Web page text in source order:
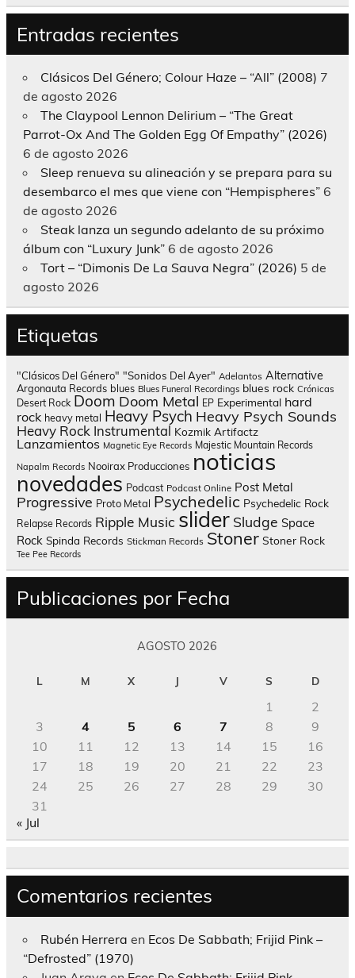
Entradas recientes
Clásicos Del Género; Colour Haze – “All” (2008) 7
de agosto 2026
The Claypool Lennon Delirium – “The Great
Parrot-Ox And The Golden Egg Of Empathy” (2026)
6 de agosto 2026
Sleep renueva su alineación y se prepara para su
desembarco el mes que viene con “Hempispheres” 6
de agosto 2026
Steak lanza un segundo adelanto de su próximo
álbum con “Luxury Junk” 6 de agosto 2026
Tort – “Dimonis De La Sauva Negra” (2026) 5 de
agosto 2026
Etiquetas
"Clásicos Del Género" "Sonidos Del Ayer" Adelantos Alternative
Argonauta Records blues Blues Funeral Recordings blues rock Crónicas
Desert Rock Doom Doom Metal EP Experimental hard
rock heavy metal Heavy Psych Heavy Psych Sounds
Heavy Rock Instrumental Kozmik Artifactz
Lanzamientos Magnetic Eye Records Majestic Mountain Records
Napalm Records Nooirax Producciones noticias
novedades Podcast Podcast Online Post Metal
Progressive Proto Metal Psychedelic Psychedelic Rock
Relapse Records Ripple Music slider Sludge Space
Rock Spinda Records Stickman Records Stoner Stoner Rock
Tee Pee Records
Publicaciones por Fecha
AGOSTO 2026
L M X J V S D
1
2
3
4 5 6 7 8
9
10
11 12 13 14 15
16
17
18 19 20 21 22
23
24
25 26 27 28 29
30
31
« Jul
Comentarios recientes
Rubén Herrera en Ecos De Sabbath; Frijid Pink –
“Defrosted” (1970)